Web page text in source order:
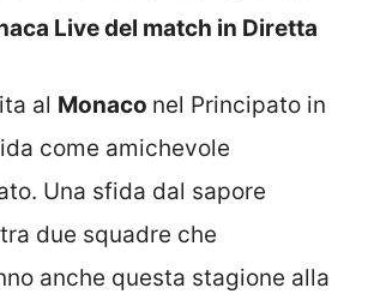
Live del match in Diretta
al Monaco nel Principato in
come amichevole
Una sfida dal sapore
tra due squadre che
anche questa stagione alla